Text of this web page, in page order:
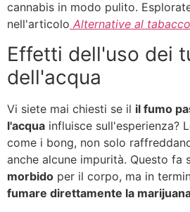
cannabis in modo pulito.
nell'articolo Alternative al
Effetti dell'uso dei
dell'acqua
Vi siete mai chiesti se il il fumo
l'acqua influisce sull'esperienza?
come i bong, non solo
anche alcune impurità. Questo fa
morbido per il corpo, ma in
fumare direttamente la